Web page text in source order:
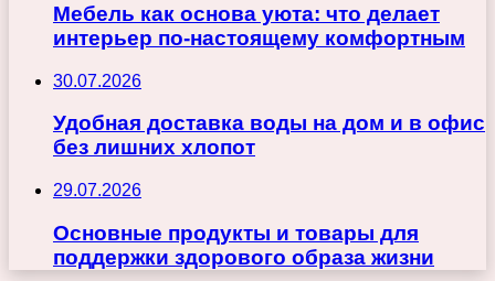
Мебель как основа уюта: что делает
интерьер по-настоящему комфортным
30.07.2026
Удобная доставка воды на дом и в офис
без лишних хлопот
29.07.2026
Основные продукты и товары для
поддержки здорового образа жизни